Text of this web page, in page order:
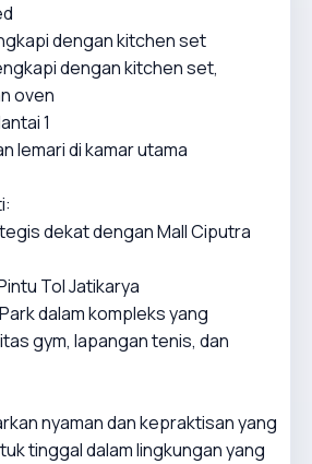
dengan kitchen set
dengan kitchen set,
oven
1
lemari di kamar utama
dekat dengan Mall Ciputra
Tol Jatikarya
dalam kompleks yang
gym, lapangan tenis, dan
nyaman dan kepraktisan yang
tinggal dalam lingkungan yang